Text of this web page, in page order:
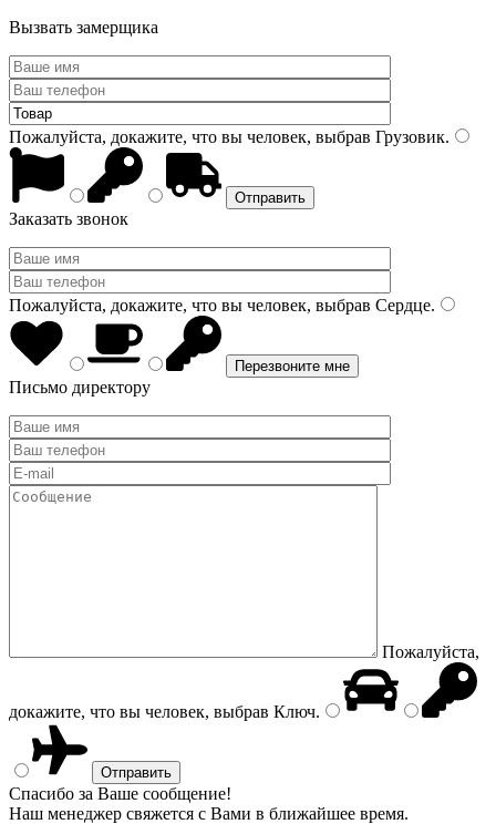
Вызвать замерщика
Пожалуйста, докажите, что вы человек, выбрав Грузовик.
Заказать звонок
Пожалуйста, докажите, что вы человек, выбрав Сердце.
Письмо директору
Пожалуйста,
докажите, что вы человек, выбрав Ключ.
Спасибо за Ваше сообщение!
Наш менеджер свяжется с Вами в ближайшее время.